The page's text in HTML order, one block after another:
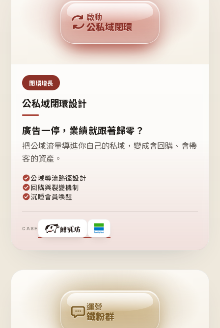
公域流量
私域鐵粉
回購複利
啟動
公私域閉環
閉環增長
公私域閉環設計
廣告一停，業績就跟著歸零？
把公域流量導進你自己的私域，變成會回購、會帶
客的資產。
公域導流路徑設計
回購與裂變機制
沉睡會員喚醒
CASE
❤
粉
回
購
運營
鐵粉群